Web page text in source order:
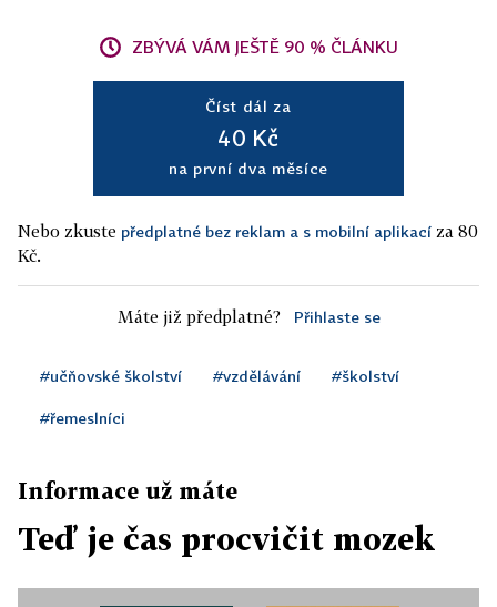
ZBÝVÁ VÁM JEŠTĚ 90 % ČLÁNKU
Číst dál za
40 Kč
na první dva měsíce
Nebo zkuste předplatné bez reklam a s mobilní aplikací za 80
Kč.
Máte již předplatné? Přihlaste se
#učňovské školství #vzdělávání #školství
#řemeslníci
Informace už máte
Teď je čas procvičit mozek